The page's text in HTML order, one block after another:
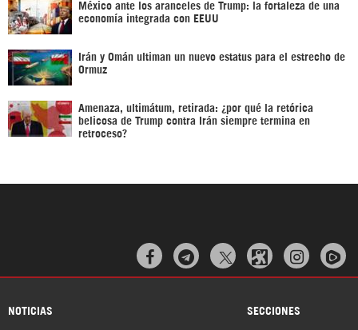
México ante los aranceles de Trump: la fortaleza de una
economía integrada con EEUU
Irán y Omán ultiman un nuevo estatus para el estrecho de
Ormuz
Amenaza, ultimátum, retirada: ¿por qué la retórica
belicosa de Trump contra Irán siempre termina en
retroceso?
  
NOTICIAS SECCIONES